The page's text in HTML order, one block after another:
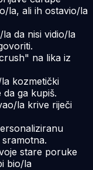
la, ali ih ostavio/la
da nisi vidio/la
na lika iz
kozmetički
ga kupiš.
la krive riječi
stare poruke
bio/la